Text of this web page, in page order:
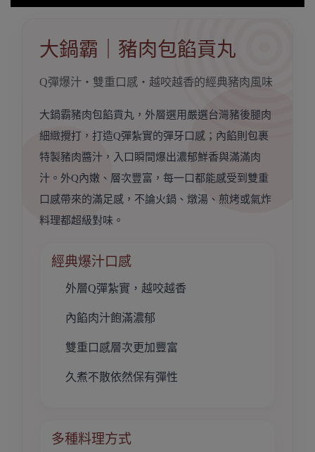
大鍋霸｜豬肉包餡貢丸
Q彈爆汁・雙重口感・越咬越香的經典豬肉風味
大鍋霸豬肉包餡貢丸，外層選用嚴選台灣豬後腿肉
細緻攪打，打造Q彈紮實的彈牙口感；內餡則包裹
特製豬肉醬汁，入口瞬間爆出濃郁鮮香與滿滿肉
汁。外Q內嫩、層次豐富，每一口都能感受到雙重
口感帶來的滿足感，不論火鍋、燉湯、煎烤或氣炸
料理都超級對味。
經典爆汁口感
外層Q彈紮實，越咬越香
內餡肉汁飽滿濃郁
雙重口感層次更加豐富
久煮不散依然保有彈性
多種料理方式